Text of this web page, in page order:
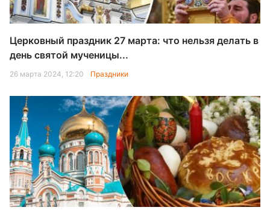
Церковный праздник 27 марта: что нельзя делать в
день святой мученицы...
26 марта 2024, 12:20 Праздники